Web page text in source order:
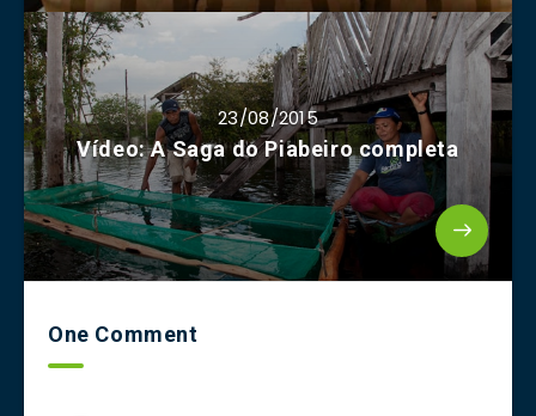
23/08/2015
Vídeo: A Saga do Piabeiro completa
One Comment